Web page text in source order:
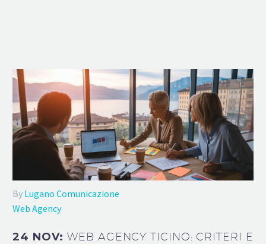
By Lugano Comunicazione
Web Agency
24 NOV:WEB AGENCY TICINO: CRITERI E